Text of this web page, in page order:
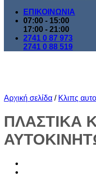
ΕΠΙΚΟΙΝΩΝΙΑ
07:00 - 15:00
17:00 - 21:00
2741 0 87 973
2741 0 88 519
Αρχική σελίδα / Κλιπς
ΠΛΑΣΤΙΚΑ